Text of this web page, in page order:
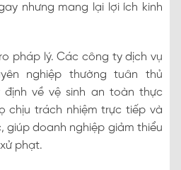
nhưng mang lại lợi ích kinh
pháp lý. Các công ty dịch vụ
nghiệp thường tuân thủ
về vệ sinh an toàn thực
chịu trách nhiệm trực tiếp và
giúp doanh nghiệp giảm thiểu
phạt.